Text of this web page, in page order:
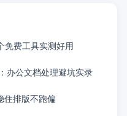
免费工具实测好用
办公文档处理避坑实录
住排版不跑偏